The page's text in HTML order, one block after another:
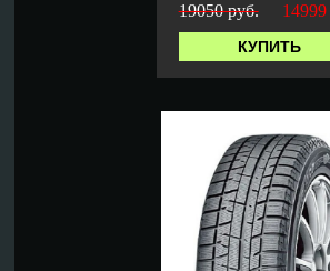
19050 руб. 14999
КУПИТЬ